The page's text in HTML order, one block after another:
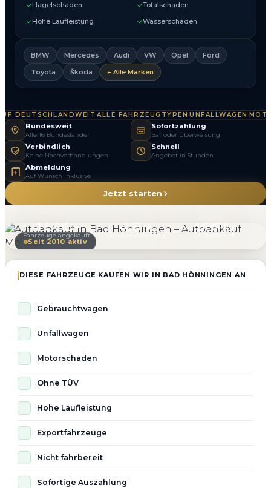
Hagelschaden
Totalschaden
Hohe Laufleistung
Wasserschaden
BMW Mercedes Audi VW Opel
Ford
Toyota
Škoda + Alle Marken
DEUTSCHLANDWEIT·ALLE FAHRZEUGTYPEN·UNFALLWAGEN·
Bundesweit
Alle 16 Bundesländer
Sofortzahlung
Bar oder Überweisung
Verbindlich
Keine Nachverhandlungen
Schnell
Angebot in Stunden
Abmeldung
Auf Wunsch inklusive
Jetzt starten
Seit 2010 aktiv
4.800+
Fahrzeuge angekauft
4.9 ★
Kundenbewertung
98%
Zufriedenheit
DIESE FAHRZEUGE KAUFEN WIR IN BAD HÖNNINGEN AN
Gebrauchtwagen
Unfallwagen
Motorschaden
Ohne TÜV
Hohe Laufleistung
Exportfahrzeuge
Nicht fahrbereit
Sofortige Auszahlung